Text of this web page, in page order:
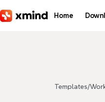
Home
Templates/